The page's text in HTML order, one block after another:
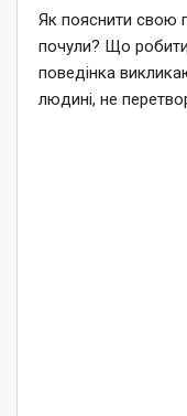
Як пояснити свою
почули? Що
поведінка
людині, не